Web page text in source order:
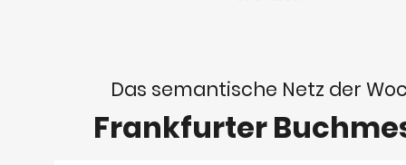
Das semantische Netz der
Frankfurter